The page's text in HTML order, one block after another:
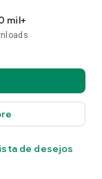
mil+
de desejos